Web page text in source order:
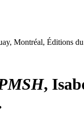
Montréal, Éditions
,